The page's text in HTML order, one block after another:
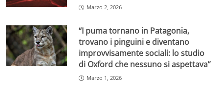
Marzo 2, 2026
“I puma tornano in Patagonia,
trovano i pinguini e diventano
improvvisamente sociali: lo studio
di Oxford che nessuno si aspettava”
Marzo 1, 2026